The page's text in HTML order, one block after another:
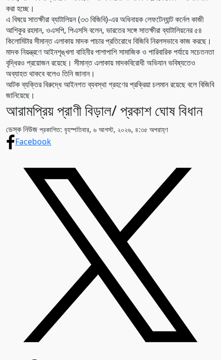
করা হচ্ছে।
এ বিষয়ে সাতক্ষীরা ব্যাটালিয়ন (৩৩ বিজিবি)-এর অধিনায়ক লেফটেন্যান্ট কর্নেল কাজী
আশিকুর রহমান, ওএসপি, পিএসসি বলেন, ভারতের সঙ্গে সাতক্ষীরা ব্যাটালিয়নের ৫৪
কিলোমিটার সীমান্ত এলাকায় মাদক পাচার প্রতিরোধে বিজিবি নিরলসভাবে কাজ করছে।
মাদক নিয়ন্ত্রণে আইনশৃঙ্খলা বাহিনীর পাশাপাশি সামাজিক ও পারিবারিক পর্যায়ে সচেতনতা
বৃদ্ধিরও প্রয়োজন রয়েছে। সীমান্ত এলাকায় মাদকবিরোধী অভিযান ভবিষ্যতেও
অব্যাহত থাকবে বলেও তিনি জানান।
আটক ব্যক্তির বিরুদ্ধে আইনগত ব্যবস্থা গ্রহণের প্রক্রিয়া চলমান রয়েছে বলে বিজিবি
জানিয়েছে।
আরামপ্রিয় প্রাণী বিড়াল/ প্রকাশ ঘোষ বিধান
ডেস্ক নিউজ প্রকাশিত: বৃহস্পতিবার, ৬ আগস্ট, ২০২৬, ৪:৩৫ অপরাহ্ণ
Facebook